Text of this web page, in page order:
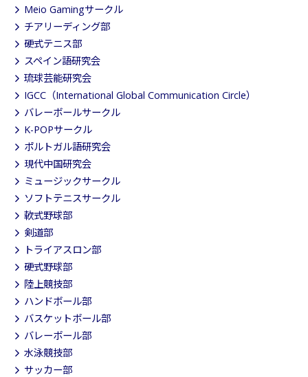
Meio Gamingサークル
チアリーディング部
硬式テニス部
スペイン語研究会
琉球芸能研究会
IGCC（International Global Communication Circle）
バレーボールサークル
K-POPサークル
ポルトガル語研究会
現代中国研究会
ミュージックサークル
ソフトテニスサークル
軟式野球部
剣道部
トライアスロン部
硬式野球部
陸上競技部
ハンドボール部
バスケットボール部
バレーボール部
水泳競技部
サッカー部